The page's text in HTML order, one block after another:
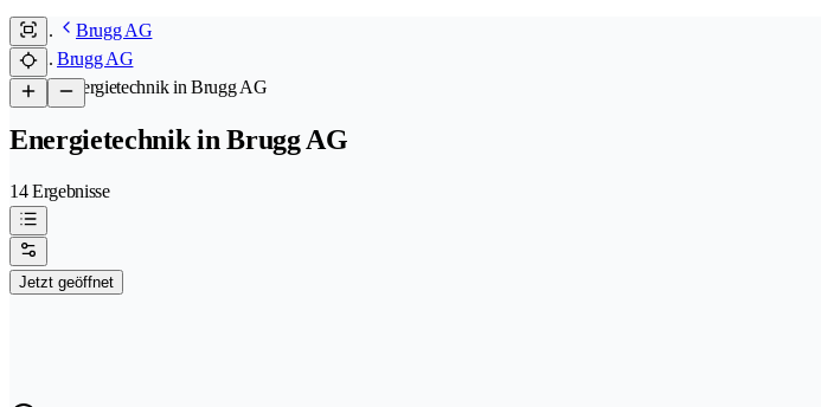
Brugg AG
Brugg AG
/Energietechnik in Brugg AG
Energietechnik in Brugg AG
14 Ergebnisse
Jetzt geöffnet